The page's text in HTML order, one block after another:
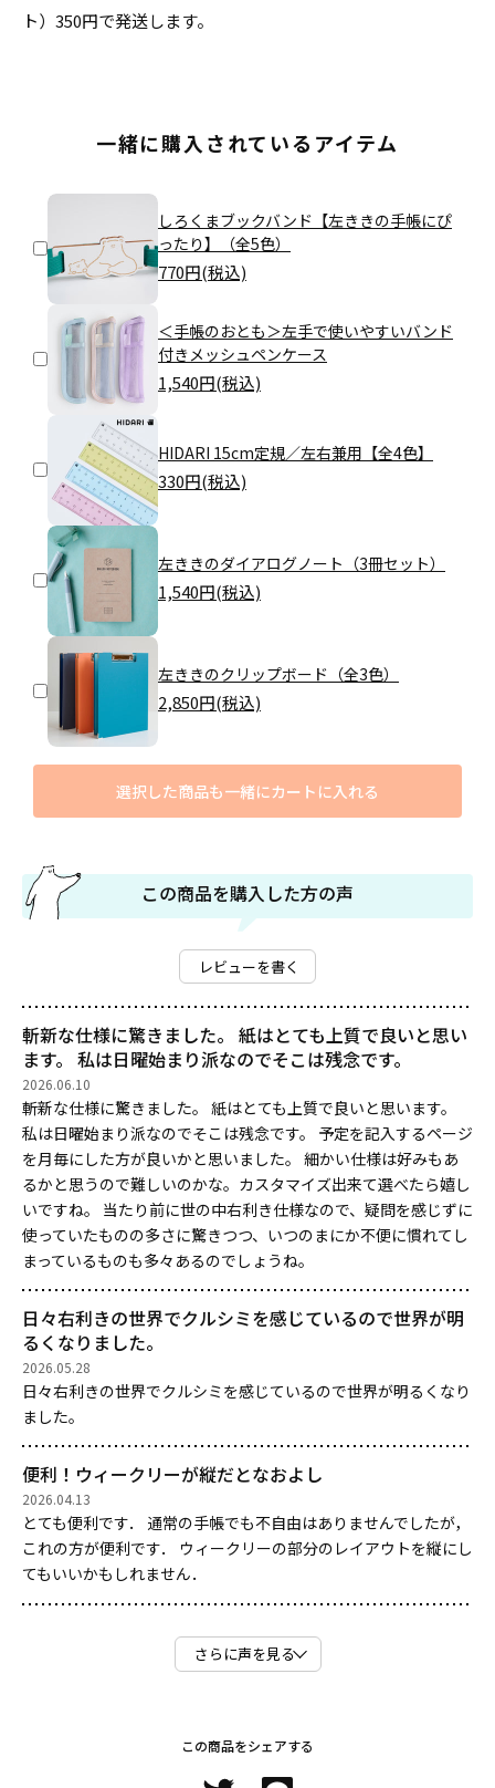
ト）350円で発送します。
一緒に購入されているアイテム
しろくまブックバンド【左ききの手帳にぴ
ったり】（全5色）
770円(税込)
＜手帳のおとも＞左手で使いやすいバンド
付きメッシュペンケース
1,540円(税込)
HIDARI 15cm定規／左右兼用【全4色】
330円(税込)
左ききのダイアログノート（3冊セット）
1,540円(税込)
左ききのクリップボード（全3色）
2,850円(税込)
選択した商品も一緒にカートに入れる
この商品を購入した方の声
レビューを書く
斬新な仕様に驚きました。 紙はとても上質で良いと思い
ます。 私は日曜始まり派なのでそこは残念です。
2026.06.10
斬新な仕様に驚きました。 紙はとても上質で良いと思います。
私は日曜始まり派なのでそこは残念です。 予定を記入するページ
を月毎にした方が良いかと思いました。 細かい仕様は好みもあ
るかと思うので難しいのかな。カスタマイズ出来て選べたら嬉し
いですね。 当たり前に世の中右利き仕様なので、疑問を感じずに
使っていたものの多さに驚きつつ、いつのまにか不便に慣れてし
まっているものも多々あるのでしょうね。
日々右利きの世界でクルシミを感じているので世界が明
るくなりました。
2026.05.28
日々右利きの世界でクルシミを感じているので世界が明るくなり
ました。
便利！ウィークリーが縦だとなおよし
2026.04.13
とても便利です． 通常の手帳でも不自由はありませんでしたが，
これの方が便利です． ウィークリーの部分のレイアウトを縦にし
てもいいかもしれません．
さらに声を見る
この商品をシェアする